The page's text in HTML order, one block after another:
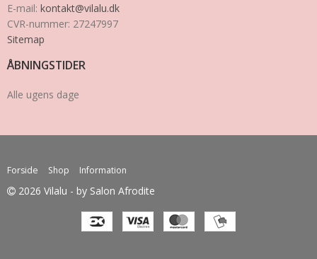
E-mail: kontakt@vilalu.dk
CVR-nummer: 27247997
Sitemap
ÅBNINGSTIDER
Alle ugens dage
Forside Shop Information
2026 Vilalu - by Salon Afrodite